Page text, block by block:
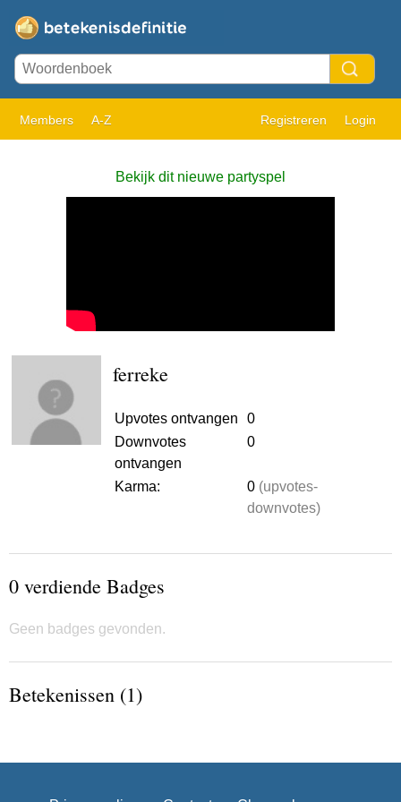
Members A-Z Registreren Login
Bekijk dit nieuwe partyspel
ferreke
Upvotes ontvangen
0
Downvotes
ontvangen
0
Karma: 0 (upvotes-
downvotes)
0 verdiende Badges
Geen badges gevonden.
Betekenissen (1)